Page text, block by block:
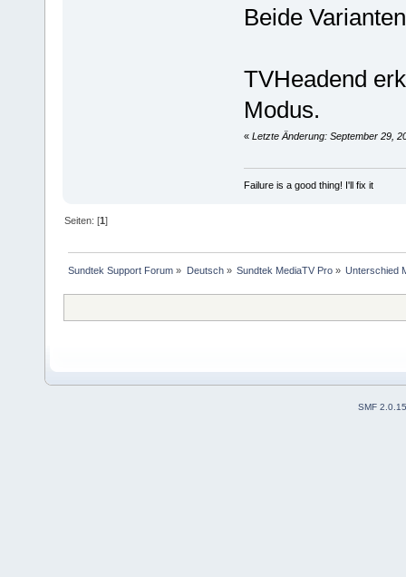
Beide
TVHeadend
Modus.
« Letzte Änderung: September 29,
Failure is a good thing! I'll fix it
Seiten: [1]
Sundtek Support Forum » Deutsch» Sundtek MediaTV Pro» Unterschied
SMF 2.0.15